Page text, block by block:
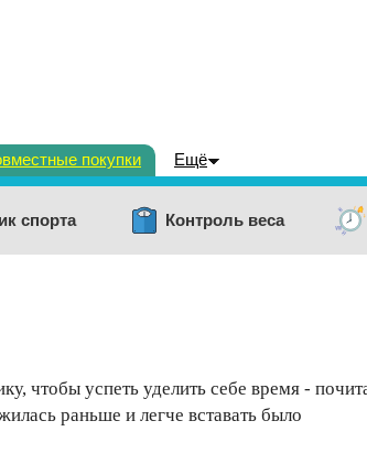
покупки Ещё
спорта Контроль веса
чтобы успеть уделить себе время -
раньше и легче вставать было